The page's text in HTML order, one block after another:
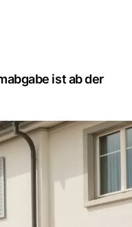
ist ab der